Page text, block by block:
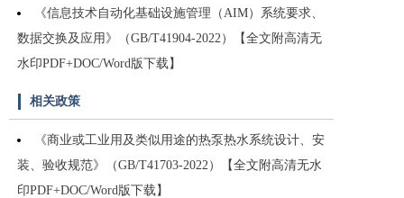
《信息技术自动化基础设施管理（AIM）系统要求、
数据交换及应用》（GB/T41904-2022）【全文附高清无
水印PDF+DOC/Word版下载】
相关政策
《商业或工业用及类似用途的热泵热水系统设计、安
装、验收规范》（GB/T41703-2022）【全文附高清无水
印PDF+DOC/Word版下载】